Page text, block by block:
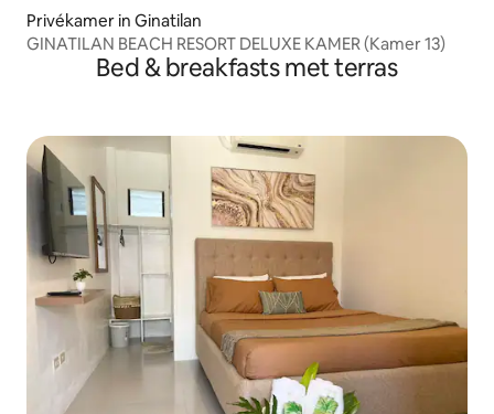
Privékamer in Ginatilan
GINATILAN BEACH RESORT DELUXE KAMER (Kamer 13)
Bed & breakfasts met terras